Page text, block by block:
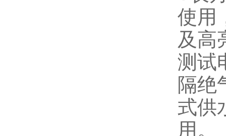
使用
及高
测试
隔绝
式供
用。